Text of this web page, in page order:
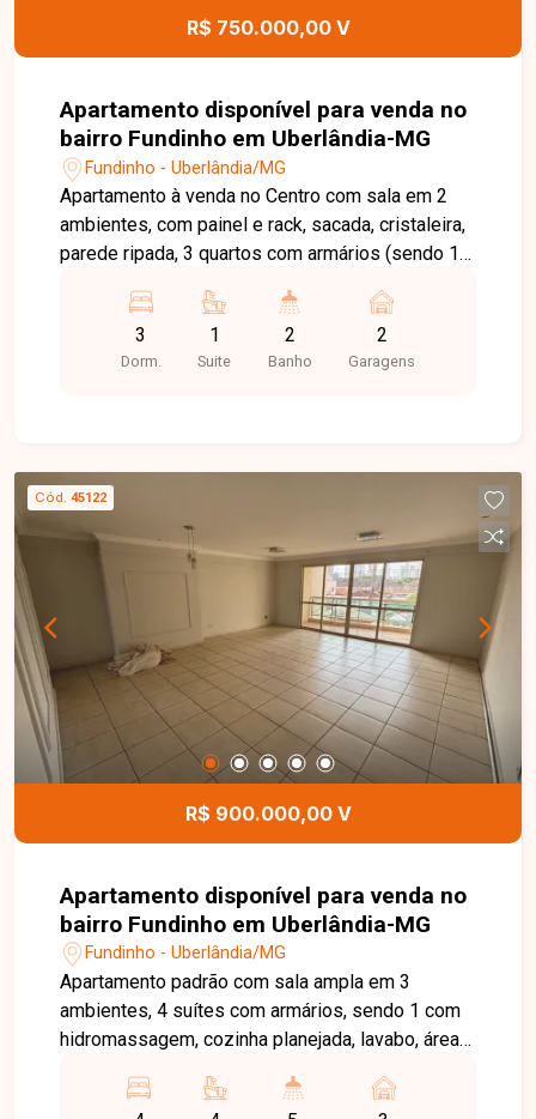
R$ 750.000,00 V
Apartamento disponível para venda no
bairro Fundinho em Uberlândia-MG
Fundinho - Uberlândia/MG
Apartamento à venda no Centro com sala em 2
ambientes, com painel e rack, sacada, cristaleira,
parede ripada, 3 quartos com armários (sendo 1
box e armário, cozinha com armários, área de
serviço e garagem para 2 carros. Condomínio
com portaria 24 hs, 2 elevadores, salão de festas
3
Dorm.
1
Suite
2
Banho
2
Garagens
Cód. 45122
R$ 900.000,00 V
Apartamento disponível para venda no
bairro Fundinho em Uberlândia-MG
Fundinho - Uberlândia/MG
Apartamento padrão com sala ampla em 3
ambientes, 4 suítes com armários, sendo 1 com
hidromassagem, cozinha planejada, lavabo, área
vagas de garagem.